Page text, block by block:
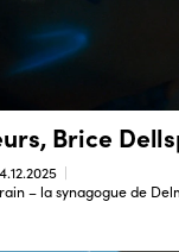
Brice
– la synagogue de